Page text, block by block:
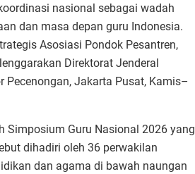
nasional sebagai wadah
dan masa depan guru Indonesia.
Asosiasi Pondok Pesantren,
Direktorat Jenderal
Pecenongan, Jakarta Pusat, Kamis–
Simposium Guru Nasional 2026 yang
dihadiri oleh 36 perwakilan
dan agama di bawah naungan